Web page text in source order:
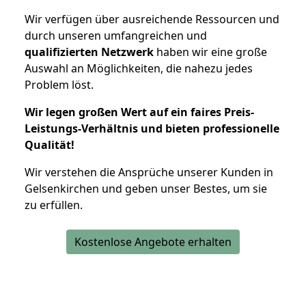
Wir verfügen über ausreichende Ressourcen und
durch unseren umfangreichen und
qualifizierten Netzwerk haben wir eine große
Auswahl an Möglichkeiten, die nahezu jedes
Problem löst.
Wir legen großen Wert auf ein faires Preis-
Leistungs-Verhältnis und bieten professionelle
Qualität!
Wir verstehen die Ansprüche unserer Kunden in
Gelsenkirchen und geben unser Bestes, um sie
zu erfüllen.
Kostenlose Angebote erhalten